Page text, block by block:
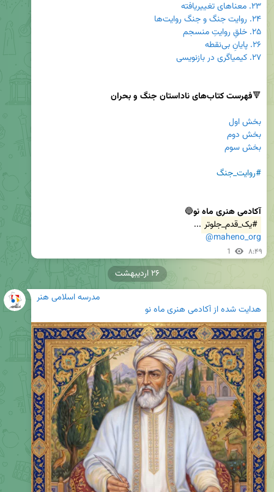
۲۳. معناهای تغییریافته
۲۴. روایت جنگ و جنگ روایت‌ها
۲۵. خلقِ روایتِ منسجم
۲۶. پایانِ بی‌نقطه
۲۷. کیمیاگری در بازنویسی
🔻فهرست کتاب‌های ناداستان جنگ و بحران
بخش اول
بخش دوم
بخش سوم
#روایت_جنگ
آکادمی هنری ماه نو🔵
#یک_قدم_جلوتر ...
@maheno_org
1 ۸:۴۹
مدرسه اسلامی هنر
هدایت شده ازآکادمی هنری ماه نو
۲۶ اردیبهشت